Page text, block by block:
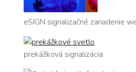
eSIGN signalizačné zariadenie
prekážková signalizácia